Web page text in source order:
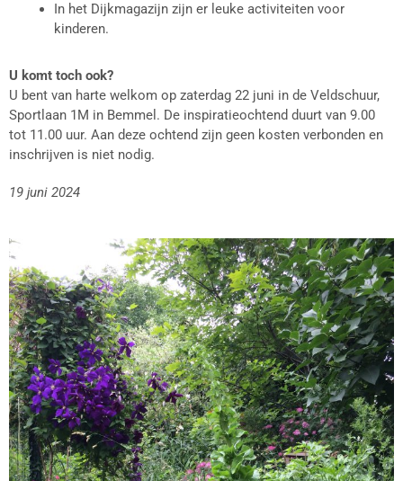
In het Dijkmagazijn zijn er leuke activiteiten voor
kinderen.
U komt toch ook?
U bent van harte welkom op zaterdag 22 juni in de Veldschuur,
Sportlaan 1M in Bemmel. De inspiratieochtend duurt van 9.00
tot 11.00 uur. Aan deze ochtend zijn geen kosten verbonden en
inschrijven is niet nodig.
19 juni 2024